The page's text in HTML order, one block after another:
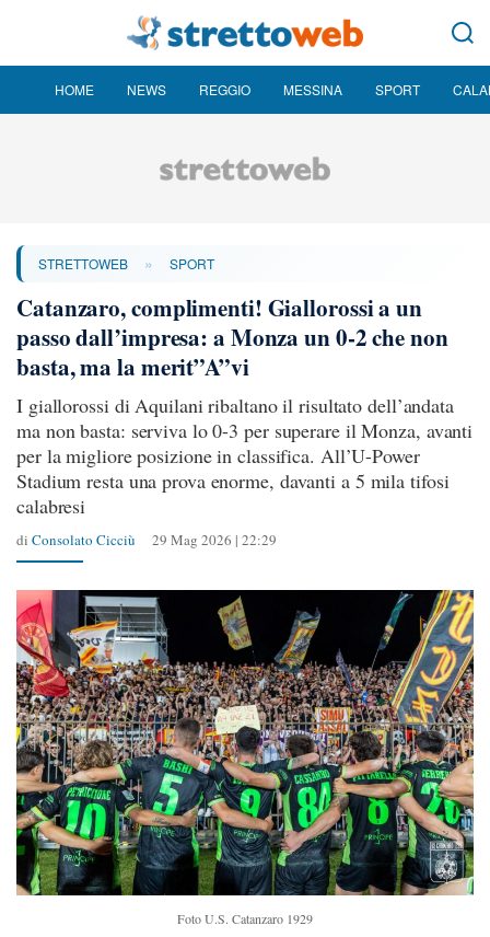
HOME NEWS REGGIO MESSINA SPORT
STRETTOWEB » SPORT
Catanzaro, complimenti! Giallorossi a un
passo dall’impresa: a Monza un 0-2 che non
basta, ma la merit”A”vi
I giallorossi di Aquilani ribaltano il risultato dell’andata
ma non basta: serviva lo 0-3 per superare il Monza, avanti
per la migliore posizione in classifica. All’U-Power
Stadium resta una prova enorme, davanti a 5 mila tifosi
calabresi
di Consolato Cicciù 29 Mag 2026 | 22:29
Foto U.S. Catanzaro 1929